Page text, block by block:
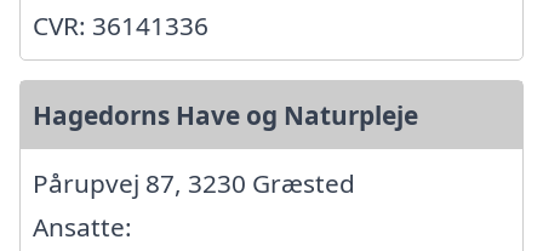
CVR: 36141336
Hagedorns Have og Naturpleje
Pårupvej 87, 3230 Græsted
Ansatte: